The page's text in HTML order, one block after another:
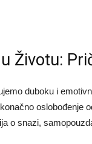
Životu:
duboku i
oslobođenje
o snazi,